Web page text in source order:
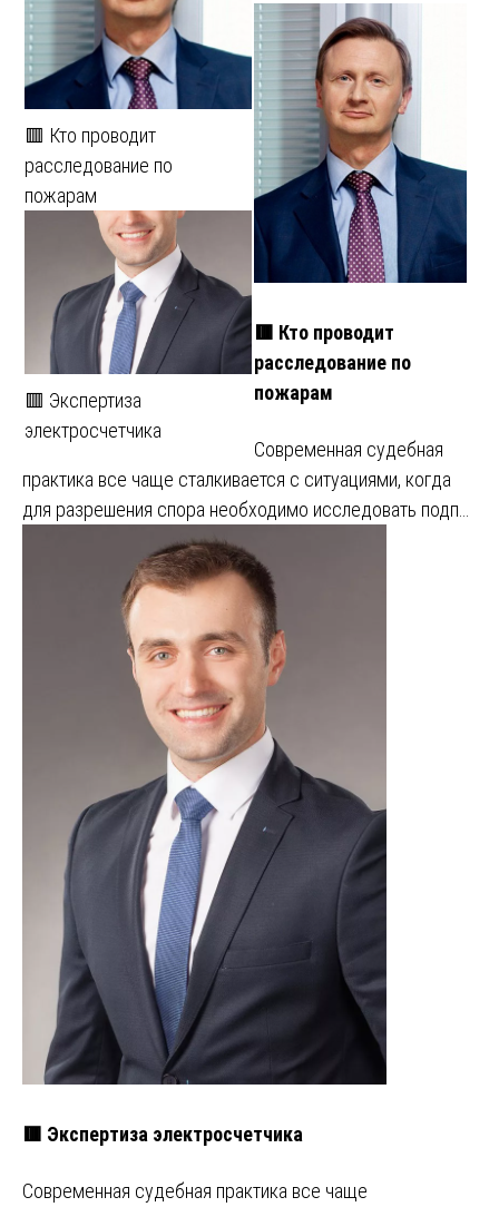
🟥 Кто проводит
расследование по
пожарам
🟥 Экспертиза
электросчетчика
🟥 Кто проводит
расследование по
пожарам
Современная судебная
практика все чаще сталкивается с ситуациями, когда
для разрешения спора необходимо исследовать подп…
🟥 Экспертиза электросчетчика
Современная судебная практика все чаще